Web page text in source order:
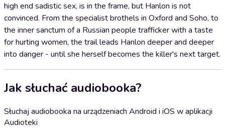
high end sadistic sex, is in the frame, but Hanlon is not
convinced. From the specialist brothels in Oxford and Soho, to
the inner sanctum of a Russian people trafficker with a taste
for hurting women, the trail leads Hanlon deeper and deeper
into danger - until she herself becomes the killer's next target.
Jak słuchać audiobooka?
Słuchaj audiobooka na urządzeniach Android i iOS w aplikacji
Audioteki